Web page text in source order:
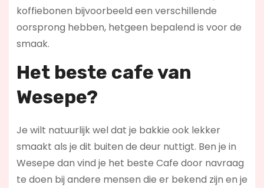
koffiebonen bijvoorbeeld een verschillende
oorsprong hebben, hetgeen bepalend is voor de
smaak.
Het beste cafe van
Wesepe?
Je wilt natuurlijk wel dat je bakkie ook lekker
smaakt als je dit buiten de deur nuttigt. Ben je in
Wesepe dan vind je het beste Cafe door navraag
te doen bij andere mensen die er bekend zijn en je